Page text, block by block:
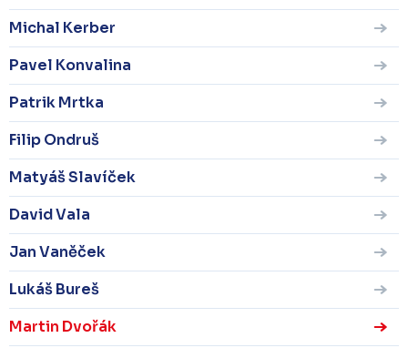
Michal Kerber
Pavel Konvalina
Patrik Mrtka
Filip Ondruš
Matyáš Slavíček
David Vala
Jan Vaněček
Lukáš Bureš
Martin Dvořák